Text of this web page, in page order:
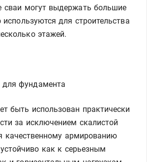
сваи могут выдержать большие
используются для строительства
этажей.
быть использован практически
за исключением скалистой
качественному армированию
как к серьезным